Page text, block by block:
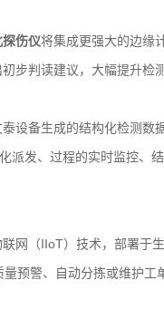
探伤仪将集成更强大的边缘
步判读建议，大幅提升检
设备生成的结构化检测
派发、过程的实时监控
网（IIoT）技术，部署于
预警、自动分拣或维护